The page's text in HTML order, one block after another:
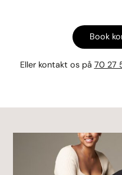
Book
Eller kontakt os på 70 27